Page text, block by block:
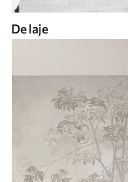
De laje